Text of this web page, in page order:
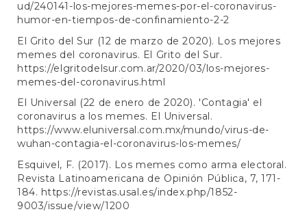
ud/240141-los-mejores-memes-por-el-coronavirus-
humor-en-tiempos-de-confinamiento-2-2
El Grito del Sur (12 de marzo de 2020). Los mejores
memes del coronavirus. El Grito del Sur.
https://elgritodelsur.com.ar/2020/03/los-mejores-
memes-del-coronavirus.html
El Universal (22 de enero de 2020). 'Contagia' el
coronavirus a los memes. El Universal.
https://www.eluniversal.com.mx/mundo/virus-de-
wuhan-contagia-el-coronavirus-los-memes/
Esquivel, F. (2017). Los memes como arma electoral.
Revista Latinoamericana de Opinión Pública, 7, 171-
184. https://revistas.usal.es/index.php/1852-
9003/issue/view/1200